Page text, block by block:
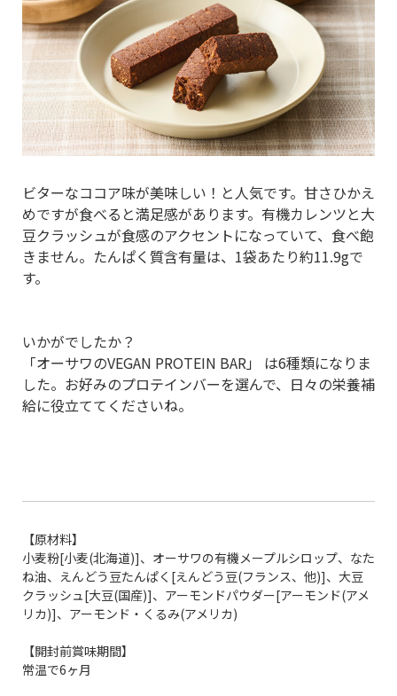
ビターなココア味が美味しい！と人気です。甘さひかえ
めですが食べると満足感があります。有機カレンツと大
豆クラッシュが食感のアクセントになっていて、食べ飽
きません。たんぱく質含有量は、1袋あたり約11.9gで
す。
いかがでしたか？
「オーサワのVEGAN PROTEIN BAR」 は6種類になりま
した。お好みのプロテインバーを選んで、日々の栄養補
給に役立ててくださいね。
【原材料】
小麦粉[小麦(北海道)]、オーサワの有機メープルシロップ、なた
ね油、えんどう豆たんぱく[えんどう豆(フランス、他)]、大豆
クラッシュ[大豆(国産)]、アーモンドパウダー[アーモンド(アメ
リカ)]、アーモンド・くるみ(アメリカ)
【開封前賞味期間】
常温で6ヶ月